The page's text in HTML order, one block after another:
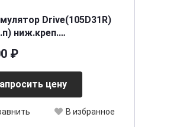
Drive(105D31R)
ниж.креп.
₽
цену
В избранное